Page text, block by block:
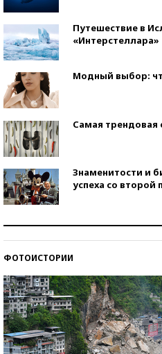
Путешествие в
«Интерстеллара»
Модный выбор:
Самая трендовая
Знаменитости и
успеха со второй
ФОТОИСТОРИИ